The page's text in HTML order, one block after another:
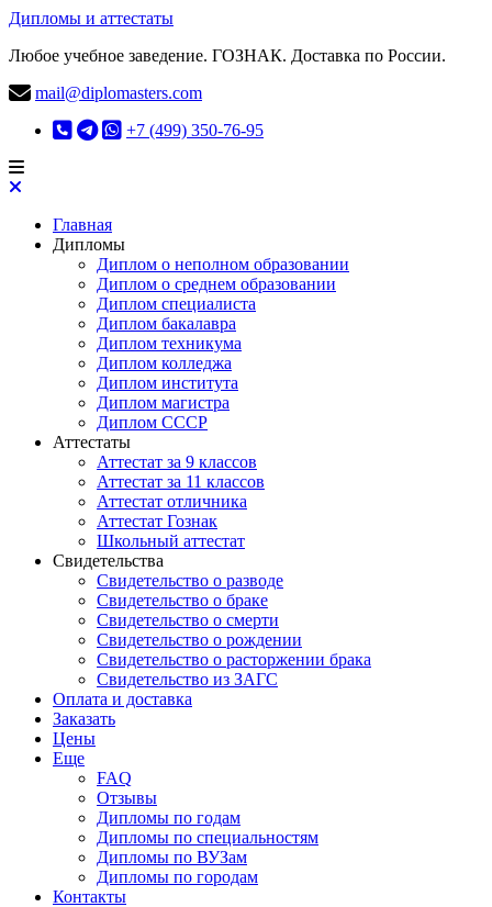
Дипломы и аттестаты
Любое учебное заведение. ГОЗНАК. Доставка по России.
mail@diplomasters.com
+7 (499) 350-76-95
Главная
Дипломы
Диплом о неполном образовании
Диплом о среднем образовании
Диплом специалиста
Диплом бакалавра
Диплом техникума
Диплом колледжа
Диплом института
Диплом магистра
Диплом СССР
Аттестаты
Аттестат за 9 классов
Аттестат за 11 классов
Аттестат отличника
Аттестат Гознак
Школьный аттестат
Свидетельства
Свидетельство о разводе
Свидетельство о браке
Свидетельство о смерти
Свидетельство о рождении
Свидетельство о расторжении брака
Свидетельство из ЗАГС
Оплата и доставка
Заказать
Цены
Еще
FAQ
Отзывы
Дипломы по годам
Дипломы по специальностям
Дипломы по ВУЗам
Дипломы по городам
Контакты